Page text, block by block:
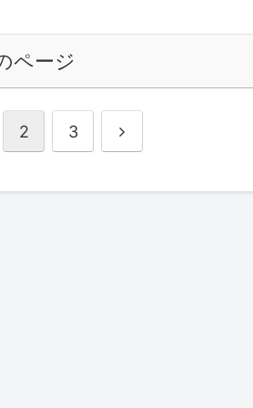
ページ
2 3 次